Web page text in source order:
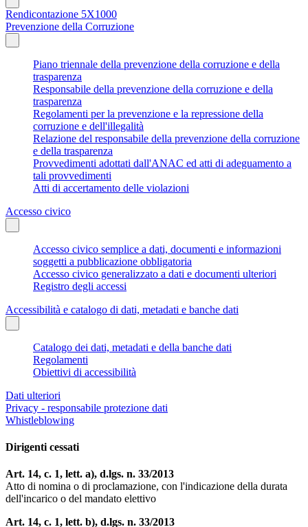
Rendicontazione 5X1000
Prevenzione della Corruzione
Piano triennale della prevenzione della corruzione e della
trasparenza
Responsabile della prevenzione della corruzione e della
trasparenza
Regolamenti per la prevenzione e la repressione della
corruzione e dell'illegalità
Relazione del responsabile della prevenzione della corruzione
e della trasparenza
Provvedimenti adottati dall'ANAC ed atti di adeguamento a
tali provvedimenti
Atti di accertamento delle violazioni
Accesso civico
Accesso civico semplice a dati, documenti e informazioni
soggetti a pubblicazione obbligatoria
Accesso civico generalizzato a dati e documenti ulteriori
Registro degli accessi
Accessibilità e catalogo di dati, metadati e banche dati
Catalogo dei dati, metadati e della banche dati
Regolamenti
Obiettivi di accessibilità
Dati ulteriori
Privacy - responsabile protezione dati
Whistleblowing
Dirigenti cessati
Art. 14, c. 1, lett. a), d.lgs. n. 33/2013
Atto di nomina o di proclamazione, con l'indicazione della durata
dell'incarico o del mandato elettivo
Art. 14, c. 1, lett. b), d.lgs. n. 33/2013